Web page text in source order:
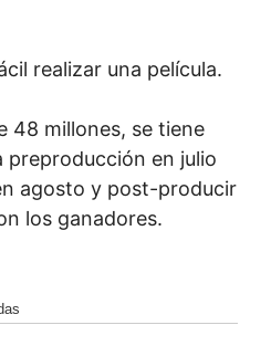
realizar una película.
48 millones, se tiene
preproducción en julio
agosto y post-producir
los ganadores.